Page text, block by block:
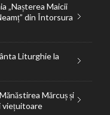
„Nașterea Maicii
din Întorsura
Liturghie la
Mărcuș și
viețuitoare